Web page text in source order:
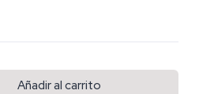
Añadir al carrito